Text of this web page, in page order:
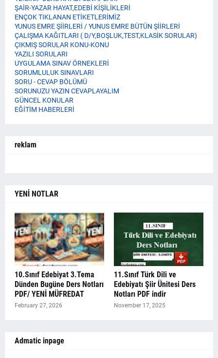
ŞAİR-YAZAR HAYAT,EDEBİ KİŞİLİKLERİ
ENÇOK TIKLANAN ETİKETLERİMİZ
YUNUS EMRE ŞİİRLERİ / YUNUS EMRE BÜTÜN ŞİİRLERİ
ÇALIŞMA KAĞITLARI ( D/Y,BOŞLUK,TEST,KLASİK SORULAR)
ÇIKMIŞ SORULAR KONU-KONU
YAZILI SORULARI
UYGULAMA SINAV ÖRNEKLERİ
SORUMLULUK SINAVLARI
SORU - CEVAP BÖLÜMÜ
SORUNUZU YAZIN CEVAPLAYALIM
GÜNCEL KONULAR
EĞİTİM HABERLERİ
reklam
YENİ NOTLAR
10.Sınıf Edebiyat 3.Tema
Dünden Bugüne Ders Notları
PDF/ YENİ MÜFREDAT
February 27, 2026
11.Sınıf Türk Dili ve
Edebiyatı Şiir Ünitesi Ders
Notları PDF indir
November 17, 2025
Admatic inpage